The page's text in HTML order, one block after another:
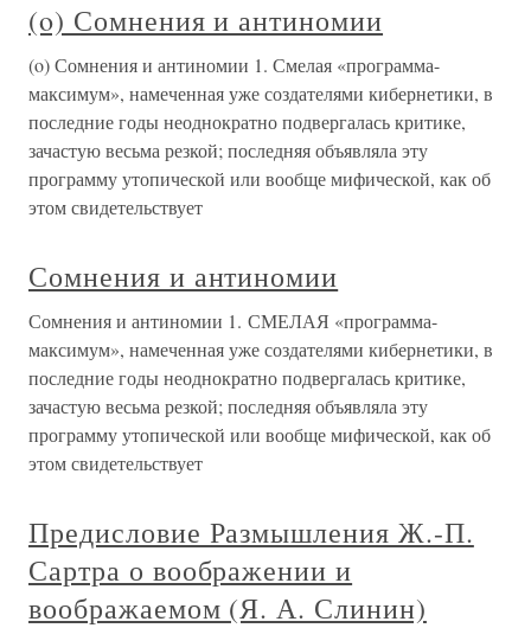
(o) Сомнения и антиномии
(o) Сомнения и антиномии 1. Смелая «программа-
максимум», намеченная уже создателями кибернетики, в
последние годы неоднократно подвергалась критике,
зачастую весьма резкой; последняя объявляла эту
программу утопической или вообще мифической, как об
этом свидетельствует
Сомнения и антиномии
Сомнения и антиномии 1. СМЕЛАЯ «программа-
максимум», намеченная уже создателями кибернетики, в
последние годы неоднократно подвергалась критике,
зачастую весьма резкой; последняя объявляла эту
программу утопической или вообще мифической, как об
этом свидетельствует
Предисловие Размышления Ж.-П.
Сартра о воображении и
воображаемом (Я. А. Слинин)